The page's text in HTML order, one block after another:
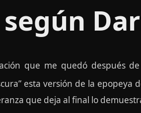
que me quedó después
esta versión de la
que deja al final lo